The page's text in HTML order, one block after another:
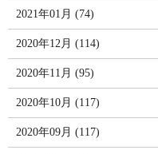
2021年01月 (74)
2020年12月 (114)
2020年11月 (95)
2020年10月 (117)
2020年09月 (117)